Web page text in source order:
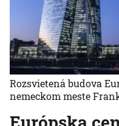
Rozsvietená budova
nemeckom meste